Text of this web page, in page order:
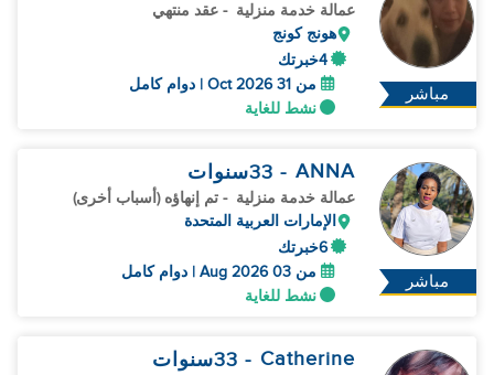
مباشر
عمالة خدمة منزلية - عقد منتهي
هونج كونج
4خبرتك
من 31 Oct 2026 | دوام كامل
نشط للغاية
مباشر
ANNA
- 33 سنوات
عمالة خدمة منزلية - تم إنهاؤه (أسباب أخرى)
الإمارات العربية المتحدة
6خبرتك
من 03 Aug 2026 | دوام كامل
نشط للغاية
Catherine
- 33 سنوات